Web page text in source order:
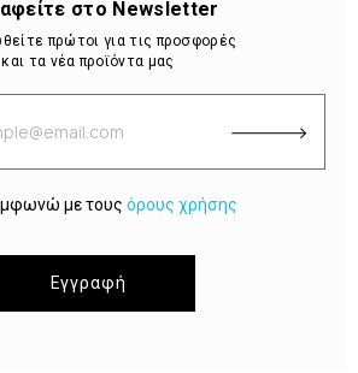
στο Newsletter
πρώτοι για τις προσφορές
και τα νέα προϊόντα μας
με τους όρους χρήσης
Εγγραφή